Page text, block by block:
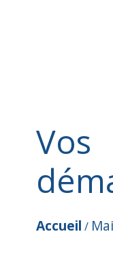
Vos
Accueil /